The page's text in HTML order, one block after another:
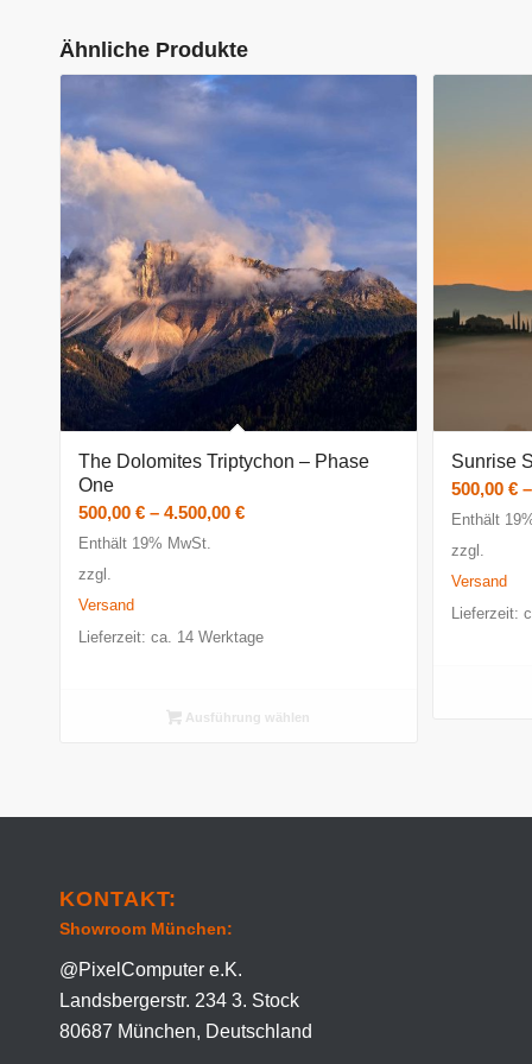
Ähnliche Produkte
The Dolomites Triptychon – Phase
One
500,00 € – 4.500,00 €Preisspanne:
Enthält 19% MwSt.
zzgl.
Versand
Lieferzeit: ca. 14 Werktage
Ausführung wählen
Sunrise
500,00€
Enthält
zzgl.
Versand
Lieferzeit:
KONTAKT:
Showroom München:
@PixelComputer e.K.
Landsbergerstr. 234 3. Stock
80687 München, Deutschland